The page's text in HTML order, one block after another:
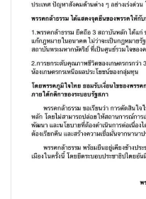
ท่องเที่ยว
กีฬา
ต่างประเทศ
Special Scoop
เศรษฐกิจ-ธุรกิจ
จีน
ชุมชน-คุณภาพชีวิต